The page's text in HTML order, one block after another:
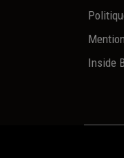
Inside